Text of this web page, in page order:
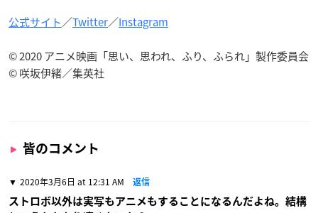
公式サイト／Twitter／Instagram
© 2020 アニメ映画「思い、思われ、ふり、ふられ」製作委員会
© 咲坂伊緒／集英社
皆のコメント
2020年3月6日 at 12:31 AM 返信
ストロボ以外は実写もアニメもすることになるんだよね。結構